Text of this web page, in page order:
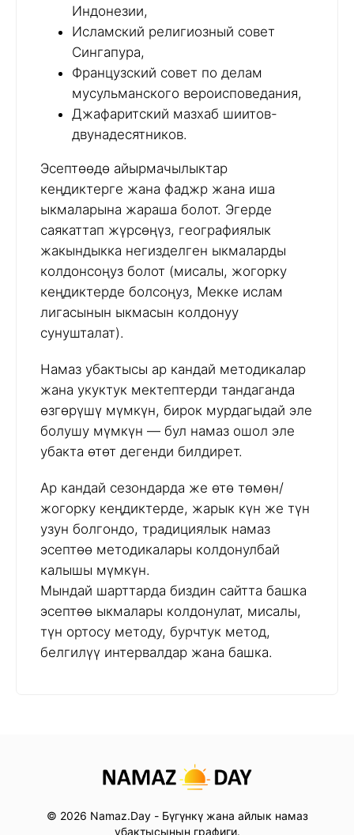
Индонезии,
Исламский религиозный совет
Сингапура,
Французский совет по делам
мусульманского вероисповедания,
Джафаритский мазхаб шиитов-
двунадесятников.
Эсептөөдө айырмачылыктар
кеңдиктерге жана фаджр жана иша
ыкмаларына жараша болот. Эгерде
саякаттап жүрсөңүз, географиялык
жакындыкка негизделген ыкмаларды
колдонсоңуз болот (мисалы, жогорку
кеңдиктерде болсоңуз, Мекке ислам
лигасынын ыкмасын колдонуу
сунушталат).
Намаз убактысы ар кандай методикалар
жана укуктук мектептерди тандаганда
өзгөрүшү мүмкүн, бирок мурдагыдай эле
болушу мүмкүн — бул намаз ошол эле
убакта өтөт дегенди билдирет.
Ар кандай сезондарда же өтө төмөн/
жогорку кеңдиктерде, жарык күн же түн
узун болгондо, традициялык намаз
эсептөө методикалары колдонулбай
калышы мүмкүн.
Мындай шарттарда биздин сайтта башка
эсептөө ыкмалары колдонулат, мисалы,
түн ортосу методу, бурчтук метод,
белгилүү интервалдар жана башка.
© 2026 Namaz.Day - Бүгүнкү жана айлык намаз
убактысынын графиги.